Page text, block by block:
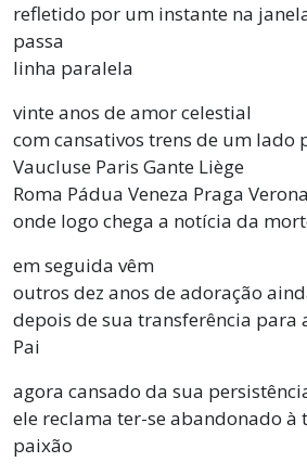
refletido por um instante na
passa
linha paralela
vinte anos de amor celestial
com cansativos trens de um lado
Vaucluse Paris Gante Liège
Roma Pádua Veneza Praga Verona
onde logo chega a notícia da
em seguida vêm
outros dez anos de adoração
depois de sua transferência para
Pai
agora cansado da sua
ele reclama ter-se abandonado à
paixão